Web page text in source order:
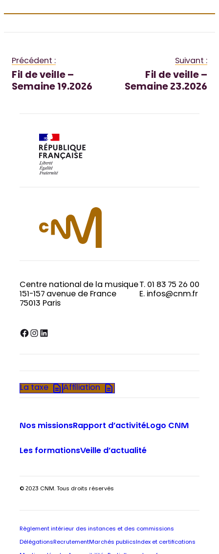
Précédent :
Fil de veille –
Semaine 19.2026
Suivant :
Fil de veille –
Semaine 23.2026
Centre national de la musique
151-157 avenue de France
75013 Paris
T. 01 83 75 26 00
E. infos@cnm.fr
Facebook InstagramLinkedIn
La taxe Affiliation
Nos missionsRapport d’activitéLogo CNM
Les formationsVeille d’actualité
© 2023 CNM. Tous droits réservés
Règlement intérieur des instances et des commissions
Délégations RecrutementMarchés publics Index et certifications